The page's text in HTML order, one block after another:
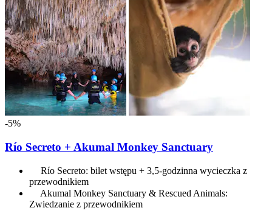
-5%
Río Secreto + Akumal Monkey Sanctuary
Río Secreto: bilet wstępu + 3,5-godzinna wycieczka z
przewodnikiem
Akumal Monkey Sanctuary & Rescued Animals:
Zwiedzanie z przewodnikiem